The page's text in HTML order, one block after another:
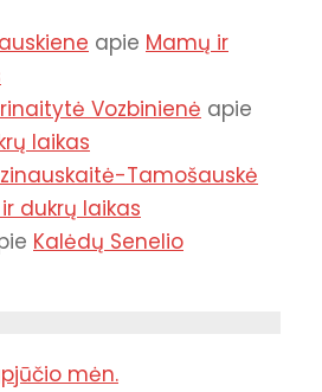
apie Mamų ir
Vozbinienė apie
laikas
Tamošauskė
dukrų laikas
Kalėdų Senelio
mėn.